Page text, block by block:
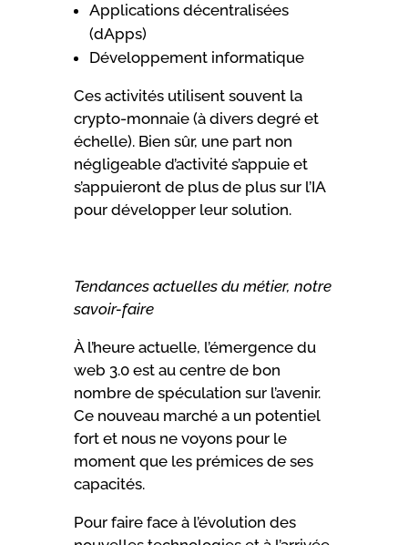
Applications décentralisées
(dApps)
Développement informatique
Ces activités utilisent souvent la
crypto-monnaie (à divers degré et
échelle). Bien sûr, une part non
négligeable d’activité s’appuie et
s’appuieront de plus de plus sur l’IA
pour développer leur solution.
Tendances actuelles du métier, notre
savoir-faire
À l’heure actuelle, l’émergence du
web 3.0 est au centre de bon
nombre de spéculation sur l’avenir.
Ce nouveau marché a un potentiel
fort et nous ne voyons pour le
moment que les prémices de ses
capacités.
Pour faire face à l’évolution des